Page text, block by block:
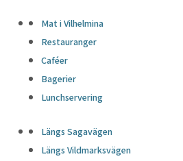
Mat i Vilhelmina
Restauranger
Caféer
Bagerier
Lunchservering
Längs Sagavägen
Längs Vildmarksvägen